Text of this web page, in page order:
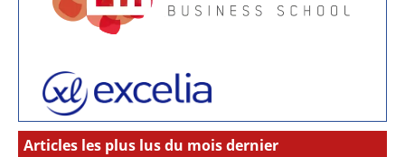
Articles les plus lus du mois dernier